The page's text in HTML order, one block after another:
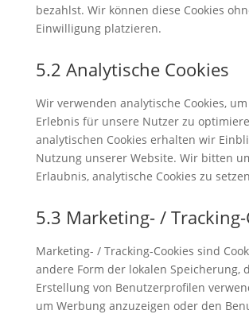
bezahlst. Wir können diese Cookies
Einwilligung platzieren.
5.2 Analytische Cookies
Wir verwenden analytische Cookies,
Erlebnis für unsere Nutzer zu
analytischen Cookies erhalten wir
Nutzung unserer Website. Wir bitten
Erlaubnis, analytische Cookies zu
5.3 Marketing- /
Marketing- / Tracking-Cookies sind
andere Form der lokalen Speicherung,
Erstellung von Benutzerprofilen
um Werbung anzuzeigen oder den